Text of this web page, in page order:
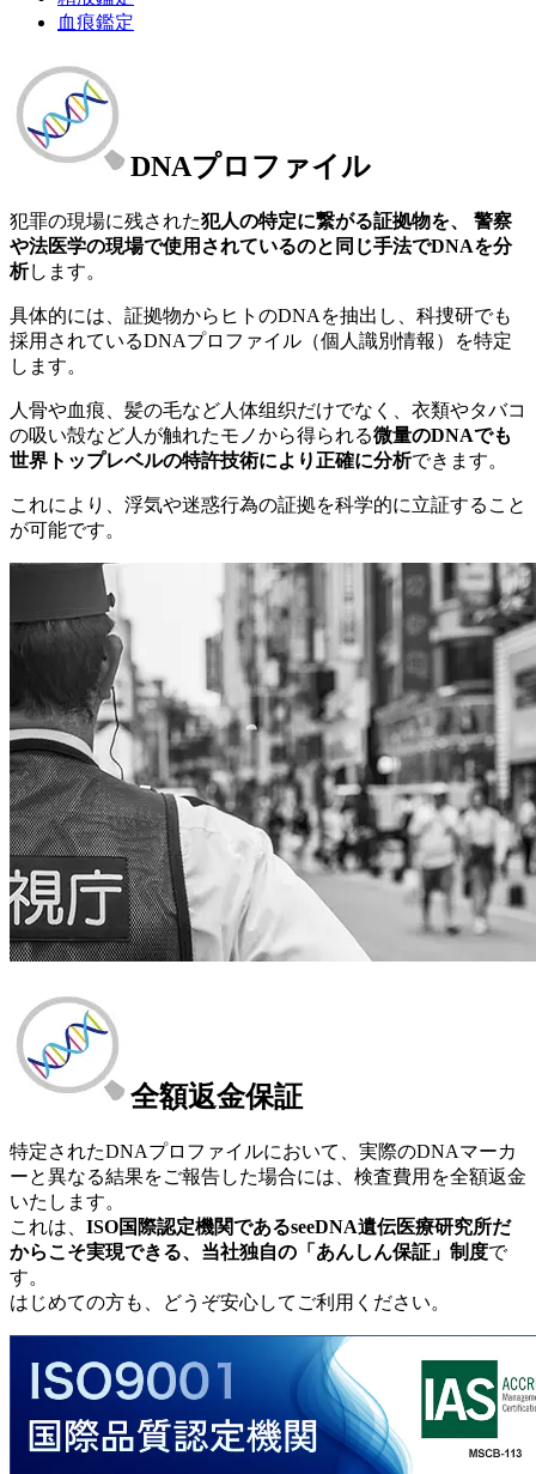
血痕鑑定
DNAプロファイル
犯罪の現場に残された犯人の特定に繋がる証拠物を、 警察
や法医学の現場で使用されているのと同じ手法でDNAを分
析します。
具体的には、証拠物からヒトのDNAを抽出し、科捜研でも
採用されているDNAプロファイル（個人識別情報）を特定
します。
人骨や血痕、髪の毛など人体组织だけでなく、衣類やタバコ
の吸い殻など人が触れたモノから得られる微量のDNAでも
世界トップレベルの特許技術により正確に分析できます。
これにより、浮気や迷惑行為の証拠を科学的に立証すること
が可能です。
全額返金保証
特定されたDNAプロファイルにおいて、実際のDNAマーカ
ーと異なる結果をご報告した場合には、検査費用を全額返金
いたします。
これは、 ISO国際認定機関であるseeDNA遺伝医療研究所だ
からこそ実現できる、当社独自の「あんしん保証」制度で
す。
はじめての方も、どうぞ安心してご利用ください。